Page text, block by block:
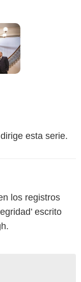
esta serie.
los registros
escrito